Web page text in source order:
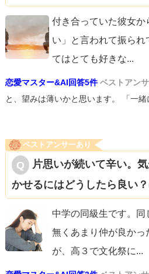
付き合っていた彼女か
い」と言われて振られ
てはとても好きな...
恋愛マスター&AI回答5件 ベストアン
と、望みは薄いかと思います。 「一緒
ベストアンサーあり
片思いが続いて辛い。
かせるにはどうしたら良い？
中学の同級生です。
無くあまり仲が良かっ
が、高３で文化祭に...